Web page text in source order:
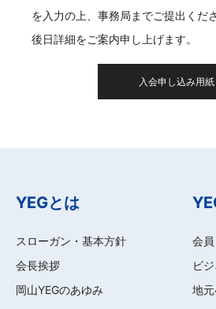
を入力の上、事務局までご提出くださ
後日詳細をご案内申し上げます。
入会申し込み用紙
YEGとは
スローガン・基本方針
会長挨拶
岡山YEGのあゆみ
会
ビ
地